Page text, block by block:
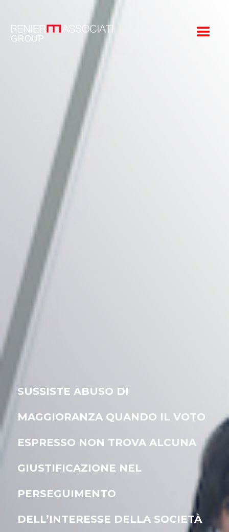
SUSSISTE ABUSO DI
MAGGIORANZA QUANDO IL VOTO
ESPRESSO NON TROVA ALCUNA
GIUSTIFICAZIONE NEL
PERSEGUIMENTO
DELL’INTERESSE DELLA SOCIETÀ